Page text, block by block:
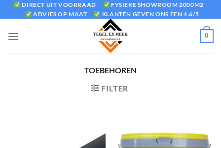
naar
DIRECT UIT VOORRAAD
FYSIEKE SHOWROOM 2000M2
ADVIES OP MAAT
KLANTEN GEVEN ONS EEN 4.6/5
0
TOEBEHOREN
FILTER